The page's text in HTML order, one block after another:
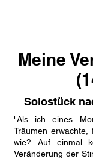
Meine
Solostück
"Als ich eines
Träumen
wie? Auf einmal
Veränderung der